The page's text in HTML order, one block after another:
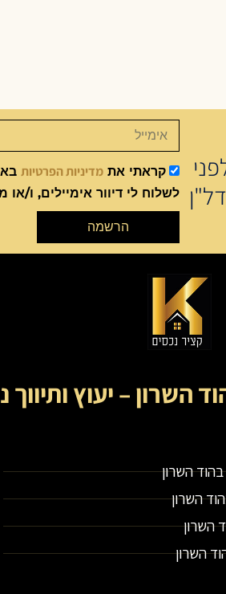
קראתי את מדיניות הפרטיות
לשלוח לי דיוור אימיילים, ו/או
הרשמה
השרון – יעוץ ותיווך
השרון
השרון
השרון
השרון